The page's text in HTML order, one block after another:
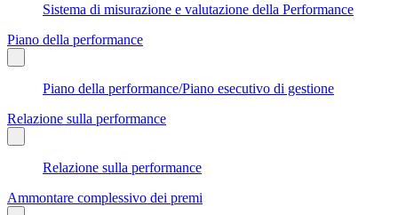
Sistema di misurazione e valutazione della Performance
Piano della performance
Piano della performance/Piano esecutivo di gestione
Relazione sulla performance
Relazione sulla performance
Ammontare complessivo dei premi